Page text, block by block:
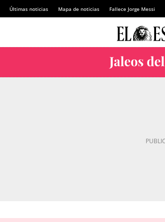
Últimas noticias Mapa de noticias Fallece Jorge Messi